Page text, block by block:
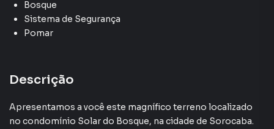
Bosque
Sistema de Segurança
Pomar
Descrição
Apresentamos a você este magnífico terreno localizado
no condomínio Solar do Bosque, na cidade de Sorocaba.